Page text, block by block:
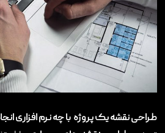
طراحی نقشه یک پروژه با چه نرم افزاری